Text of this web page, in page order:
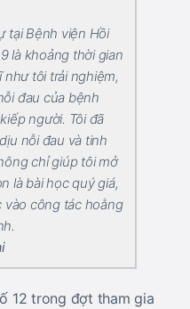
tại Bệnh viện Hồi
là khoảng thời gian
tôi trải nghiệm,
đau của bệnh
người. Tôi đã
nỗi đau và tinh
chỉ giúp tôi mở
là bài học quý giá,
công tác hoằng
12 trong đợt tham gia